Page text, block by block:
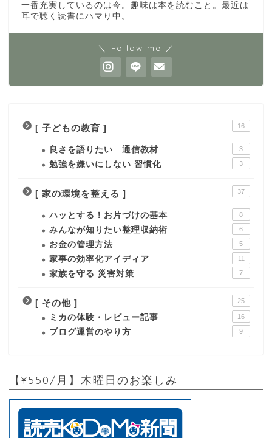
一番充実しているのは今。趣味は本を読むこと。最近は
耳で聴く読書にハマり中。
＼ Follow me ／
[ 子どもの教育 ] 16
良さを語りたい 通信教材 3
勉強を嫌いにしない 習慣化 3
[ 家の環境を整える ] 37
ハッとする！お片づけの基本 8
みんなが知りたい整理収納術 6
お金の管理方法 5
家事の効率化アイディア 11
家族を守る 災害対策 7
[ その他 ] 25
ミカの体験・レビュー記事 16
ブログ運営のやり方 9
【¥550/月】木曜日のお楽しみ